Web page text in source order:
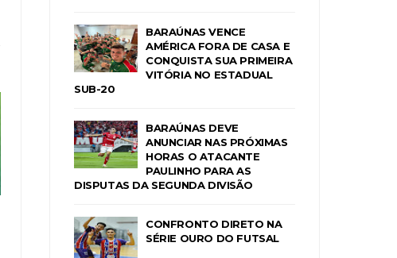
BARAÚNAS VENCE
AMÉRICA FORA DE CASA E
CONQUISTA SUA PRIMEIRA
VITÓRIA NO ESTADUAL
SUB-20
BARAÚNAS DEVE
ANUNCIAR NAS PRÓXIMAS
HORAS O ATACANTE
PAULINHO PARA AS
DISPUTAS DA SEGUNDA DIVISÃO
CONFRONTO DIRETO NA
SÉRIE OURO DO FUTSAL